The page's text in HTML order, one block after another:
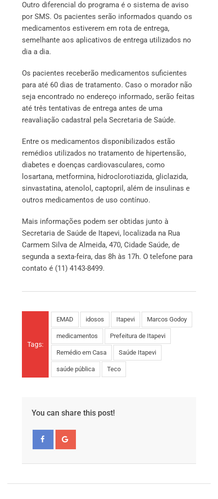
Outro diferencial do programa é o sistema de aviso
por SMS. Os pacientes serão informados quando os
medicamentos estiverem em rota de entrega,
semelhante aos aplicativos de entrega utilizados no
dia a dia.
Os pacientes receberão medicamentos suficientes
para até 60 dias de tratamento. Caso o morador não
seja encontrado no endereço informado, serão feitas
até três tentativas de entrega antes de uma
reavaliação cadastral pela Secretaria de Saúde.
Entre os medicamentos disponibilizados estão
remédios utilizados no tratamento de hipertensão,
diabetes e doenças cardiovasculares, como
losartana, metformina, hidroclorotiazida, gliclazida,
sinvastatina, atenolol, captopril, além de insulinas e
outros medicamentos de uso contínuo.
Mais informações podem ser obtidas junto à
Secretaria de Saúde de Itapevi, localizada na Rua
Carmem Silva de Almeida, 470, Cidade Saúde, de
segunda a sexta-feira, das 8h às 17h. O telefone para
contato é (11) 4143-8499.
Tags:
EMAD idosos Itapevi Marcos Godoy
medicamentos Prefeitura de Itapevi
Remédio em Casa Saúde Itapevi
saúde pública Teco
You can share this post!